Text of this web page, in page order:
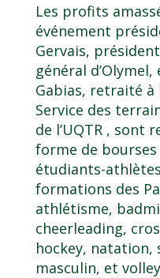
Les profits
événement
Gervais,
général d’Olymel,
Gabias, retraité
Service des
de l’UQTR , sont
forme de bourses
étudiants-
formations des
athlétisme,
cheerleading,
hockey, natation,
masculin, et